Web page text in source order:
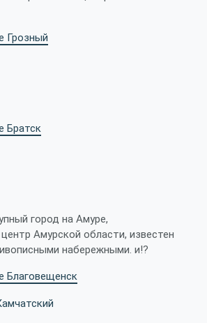
Грозный
Братск
город на Амуре,
Амурской области, известен
набережными. и!?
Благовещенск